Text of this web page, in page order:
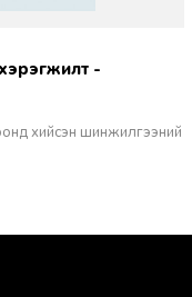
хийсэн шинжилгээний